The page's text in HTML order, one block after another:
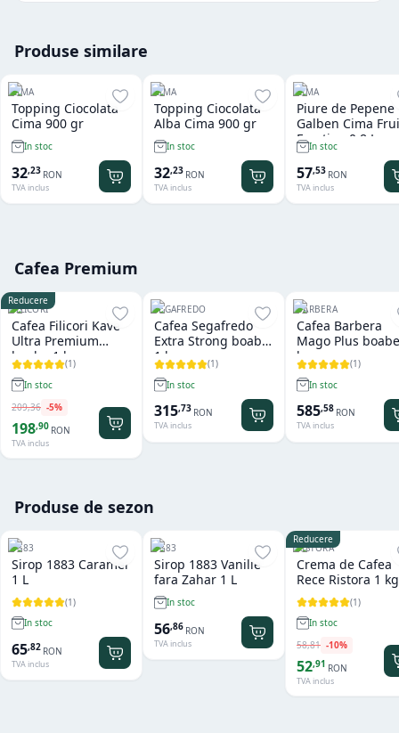
Produse similare
CIMA
Topping Ciocolata
Cima 900 gr
In stoc
32,23 RON
TVA inclus
CIMA
Topping Ciocolata
Alba Cima 900 gr
In stoc
32,23 RON
TVA inclus
CIMA
Piure de Pepene
Galben Cima
Emotion 0.8 L
In stoc
57,53 RON
TVA inclus
Cafea Premium
Reducere
FILICORI
Cafea Filicori Kave
Ultra Premium
boabe 1 kg
(1)
In stoc
209,36 -5%
198,90 RON
TVA inclus
SEGAFREDO
Cafea Segafredo
Extra Strong boabe
1 kg
(1)
In stoc
315,73 RON
TVA inclus
BARBERA
Cafea Barbera
Mago Plus
kg
(1)
In stoc
585,58 RON
TVA inclus
Produse de sezon
1883
Sirop 1883 Caramel
1 L
(1)
In stoc
65,82 RON
TVA inclus
1883
Sirop 1883 Vanilie
fara Zahar 1 L
In stoc
56,86 RON
TVA inclus
Reducere
RISTORA
Crema de Cafea
Rece Ristora 1 kg
(1)
In stoc
58,81 -10%
52,91 RON
TVA inclus